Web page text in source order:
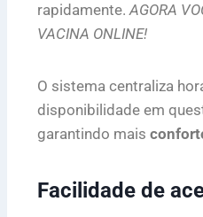
rapidamente.AGORA
VACINA ONLINE!
O sistema centraliza
disponibilidade em
garantindo mais
Facilidade de